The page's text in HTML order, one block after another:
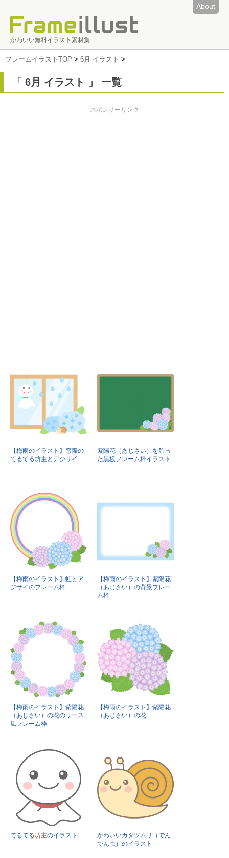
About
かわいい無料イラスト素材集
フレームイラストTOP > 6月 イラスト >
「 6月 イラスト 」 一覧
スポンサーリンク
【梅雨のイラスト】窓際の
てるてる坊主とアジサイ
紫陽花（あじさい）を飾っ
た黒板フレーム枠イラスト
【梅雨のイラスト】虹とア
ジサイのフレーム枠
【梅雨のイラスト】紫陽花
（あじさい）の背景フレー
ム枠
【梅雨のイラスト】紫陽花
（あじさい）の花のリース
風フレーム枠
【梅雨のイラスト】紫陽花
（あじさい）の花
てるてる坊主のイラスト
かわいいカタツムリ（でん
でん虫）のイラスト